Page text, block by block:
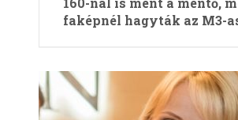
faképnél hagyták az M3-